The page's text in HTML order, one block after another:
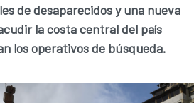
de desaparecidos y una nueva
la costa central del país
los operativos de búsqueda.